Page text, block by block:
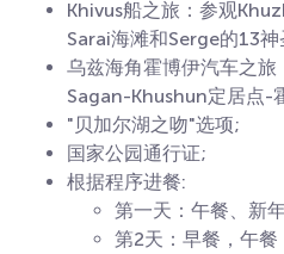
Khivus船之旅：参观
Sarai海滩和Serge的13神
乌兹海角霍博伊汽车之
Sagan-Khushun定居点-
"贝加尔湖之吻"选项;
国家公园通行证;
根据程序进餐:
第一天：午餐、新
第2天：早餐，午餐